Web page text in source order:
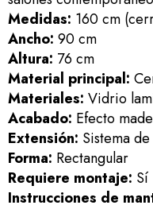
Medidas: 160 cm
Ancho: 90 cm
Altura: 76 cm
Material principal:
Materiales: Vidrio
Acabado: Efecto
Extensión: Sistema
Forma: Rectangular
Requiere montaje: Sí
Instrucciones de